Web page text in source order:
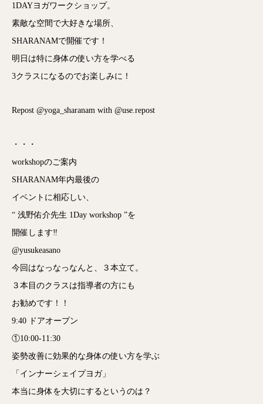
1DAYヨガワークショップ。
素敵な空間で大好きな場所、
SHARANAMで開催です！
明日は特に身体の使い方を学べる
3クラスになるのでお楽しみに！
Repost @yoga_sharanam with @use.repost
・・・
workshopのご案内
SHARANAM年内最後の
イベントに相応しい、
“ 浅野佑介先生 1Day workshop ”を
開催します‼︎
@yusukeasano
今回はなっなっなんと、３本立て。
３本目のクラスは指導者の方にも
お勧めです！！
9:40 ドアオープン
①10:00-11:30
姿勢改善に効果的な身体の使い方を学ぶ
「インナーシェイプヨガ」
本当に身体を大切にするというのは？